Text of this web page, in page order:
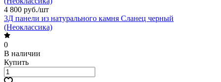
4 800 руб./шт
3Д панели из натурального камня Сланец черный
(Неоклассика)
0
В наличии
Купить